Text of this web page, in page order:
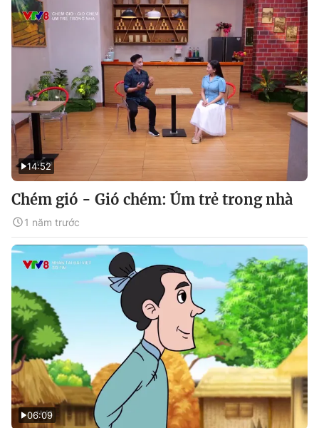
14:52
Chém gió - Gió chém: Úm trẻ trong nhà
1 năm trước
06:09